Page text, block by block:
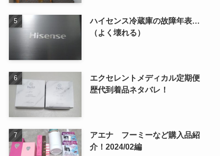
ハイセンス冷蔵庫の故障年表…
（よく壊れる）
エクセレントメディカル定期便
歴代到着品ネタバレ！
アエナ フーミーなど購入品紹
介！2024/02編